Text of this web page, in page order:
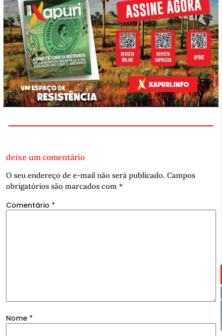
deixe um comentário
O seu endereço de e-mail não será publicado. Campos
obrigatórios são marcados com *
Comentário *
Nome *